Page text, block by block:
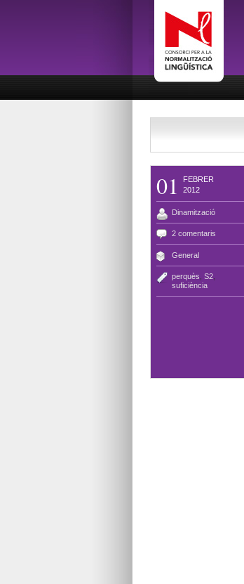
01
FEBRER
2012
Dinamització
2 comentaris
General
perquès S2,
suficiència